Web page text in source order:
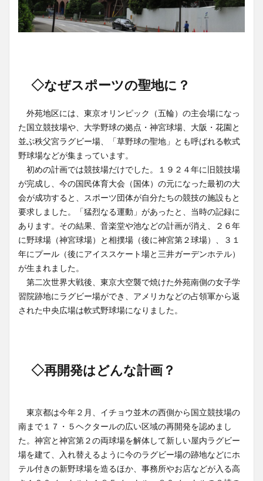
◇なぜスポーツの聖地に？
外苑地区には、東京オリンピック（五輪）の主会場になっ
た国立競技場や、大学野球の拠点・神宮球場、大阪・花園と
並ぶ秩父宮ラグビー場、「草野球の聖地」とも呼ばれる軟式
野球場などが集まっています。
初めの計画では競技場だけでした。１９２４年に旧競技場
が完成し、今の国民体育大会（国体）の元になった最初の大
会が成功すると、スポーツ団体が自分たちの競技の施設もと
要求しました。「猛烈なる運動」があったと、当時の記録に
あります。その結果、音楽堂や池などの計画が消え、２６年
に野球場（神宮球場）と相撲場（後に神宮第２球場）、３１
年にプール（後にアイススケート場と三井ガーデンホテル）
が生まれました。
第二次世界大戦後、東京大空襲で焼けた外苑南側の女子学
習院跡地にラグビー場ができ、アメリカなどの占領軍から返
された中央広場は軟式野球場になりました。
◇再開発はどんな計画？
東京都は今年２月、イチョウ並木の西側から国立競技場の
南まで１７・５ヘクタールの広い区域の再開発を認めまし
た。神宮と神宮第２の両球場を解体して新しい屋内ラグビー
場を建て、入れ替えるように今のラグビー場の跡地などにホ
テル付きの新野球場を造るほか、事務所やお店などが入る高